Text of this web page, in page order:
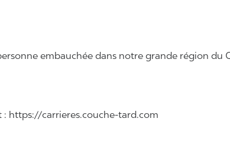
embauchée dans notre grande région du
https://carrieres.couche-tard.com